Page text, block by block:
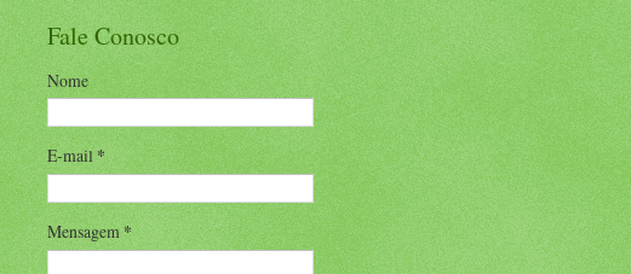
Fale Conosco
Nome
E-mail*
Mensagem*